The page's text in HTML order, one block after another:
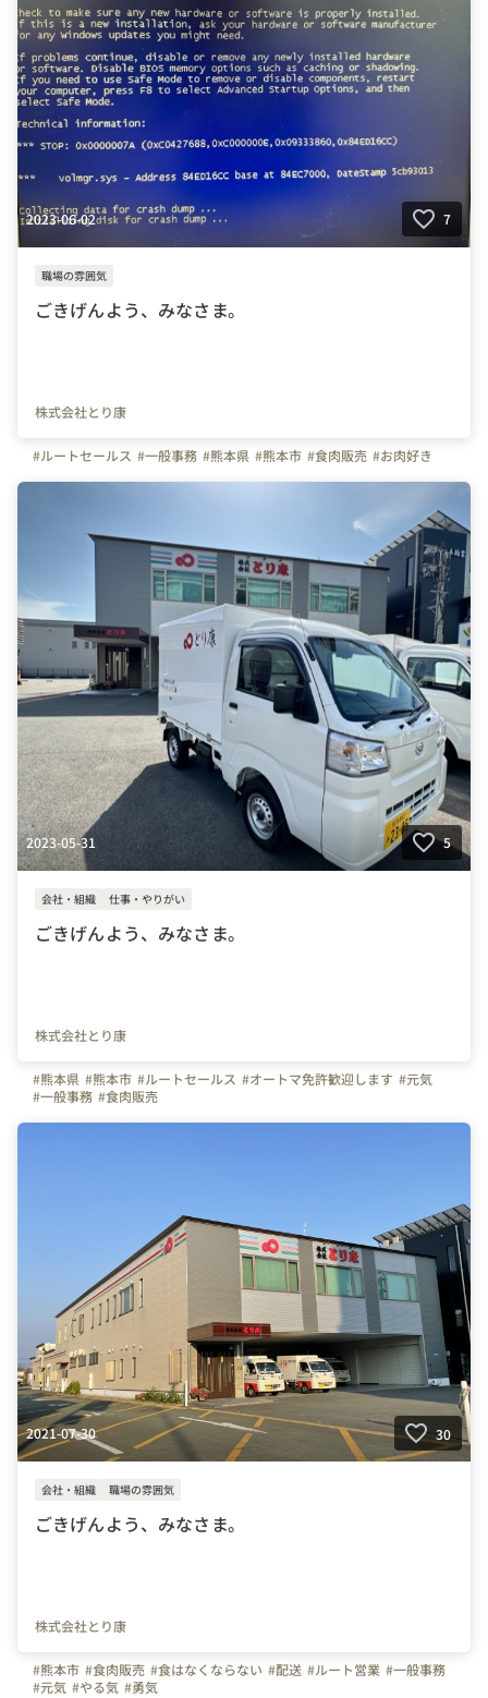
2023-06-02 7
職場の雰囲気
ごきげんよう、みなさま。
株式会社とり康
#ルートセールス #一般事務 #熊本県 #熊本市 #食肉販売 #お肉好き
2023-05-31 5
会社・組織 仕事・やりがい
ごきげんよう、みなさま。
株式会社とり康
#熊本県 #熊本市 #ルートセールス #オートマ免許歓迎します #元気
#一般事務 #食肉販売
2021-07-30 30
会社・組織 職場の雰囲気
ごきげんよう、みなさま。
株式会社とり康
#熊本市 #食肉販売 #食はなくならない #配送 #ルート営業 #一般事務
#元気 #やる気 #勇気